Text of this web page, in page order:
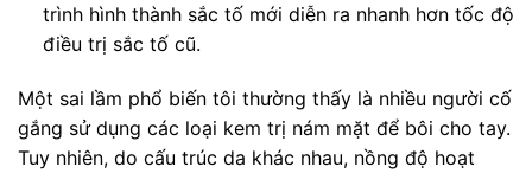
trình hình thành sắc tố mới diễn ra nhanh hơn tốc độ
điều trị sắc tố cũ.
Một sai lầm phổ biến tôi thường thấy là nhiều người cố
gắng sử dụng các loại kem trị nám mặt để bôi cho tay.
Tuy nhiên, do cấu trúc da khác nhau, nồng độ hoạt